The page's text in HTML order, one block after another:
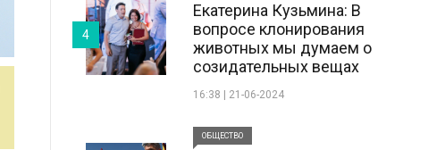
Екатерина Кузьмина: В
вопросе клонирования
животных мы думаем о
созидательных вещах
16:38 | 21-06-2024
4
ОБЩЕСТВО